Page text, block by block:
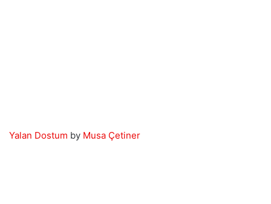
Yalan Dostum by Musa Çetiner